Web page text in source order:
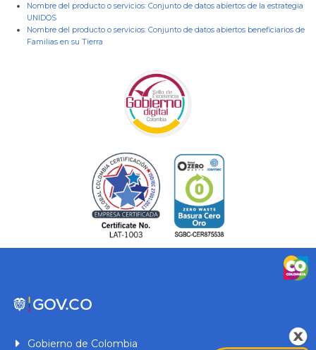
Nombre del producto o servicios: Conjunto de datos abiertos de la estrategia
UNIDOS
Nombre del producto o servicios: Conjunto de datos abiertos beneficiarios de
Familias en su Tierra
Gobierno de Colombia